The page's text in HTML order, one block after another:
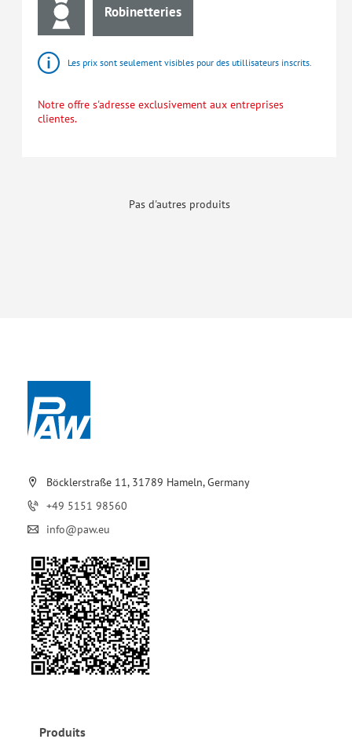
Robinetteries
Les prix sont seulement visibles pour des utillisateurs inscrits.
Notre offre s'adresse exclusivement aux entreprises
clientes.
Pas d'autres produits
Böcklerstraße 11, 31789 Hameln, Germany
+49 5151 98560
info@paw.eu
Produits